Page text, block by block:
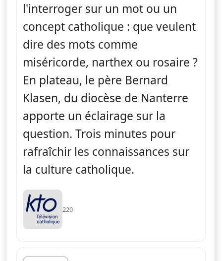
l'interroger sur un mot ou un
concept catholique : que veulent
dire des mots comme
miséricorde, narthex ou rosaire ?
En plateau, le père Bernard
Klasen, du diocèse de Nanterre
apporte un éclairage sur la
question. Trois minutes pour
rafraîchir les connaissances sur
la culture catholique.
220